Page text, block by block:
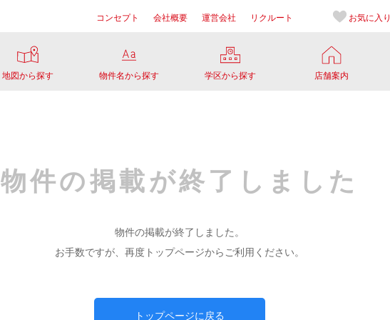
コンセプト 会社概要 運営会社 リクルート お気に入り
地図から探す 物件名から探す 学区から探す 店舗案内
物件の掲載が終了しました
物件の掲載が終了しました。
お手数ですが、再度トップページからご利用ください。
トップページに戻る